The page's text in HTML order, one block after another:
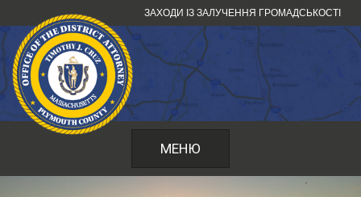
до
змісту
ЗАХОДИ ІЗ ЗАЛУЧЕННЯ ГРОМАДСЬКОСТІ
МЕНЮ